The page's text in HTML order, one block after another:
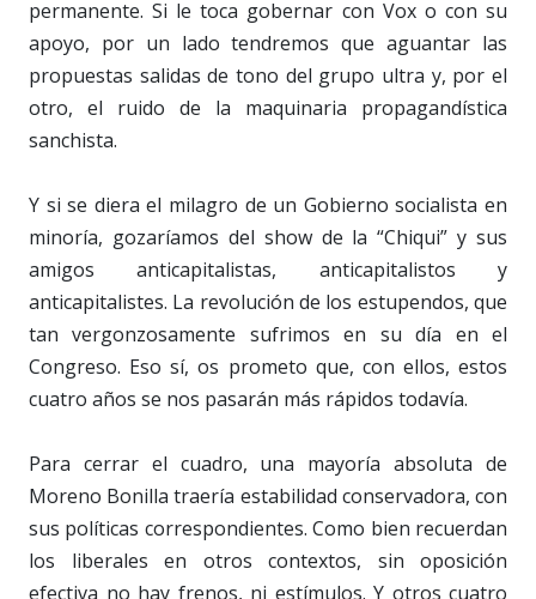
permanente. Si le toca gobernar con Vox o con su
apoyo, por un lado tendremos que aguantar las
propuestas salidas de tono del grupo ultra y, por el
otro, el ruido de la maquinaria propagandística
sanchista.
Y si se diera el milagro de un Gobierno socialista en
minoría, gozaríamos del show de la “Chiqui” y sus
amigos anticapitalistas, anticapitalistos y
anticapitalistes. La revolución de los estupendos, que
tan vergonzosamente sufrimos en su día en el
Congreso. Eso sí, os prometo que, con ellos, estos
cuatro años se nos pasarán más rápidos todavía.
Para cerrar el cuadro, una mayoría absoluta de
Moreno Bonilla traería estabilidad conservadora, con
sus políticas correspondientes. Como bien recuerdan
los liberales en otros contextos, sin oposición
efectiva no hay frenos, ni estímulos. Y otros cuatro